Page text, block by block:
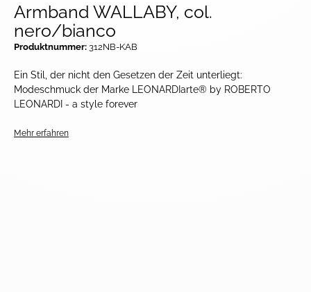
Ein Stil, der nicht den Gesetzen der Zeit unterliegt:
Modeschmuck der Marke LEONARDIarte® by ROBERTO
LEONARDI - a style forever
Mehr erfahren
Armband WALLABY, col.
nero/bianco
Produktnummer: 312NB-KAB